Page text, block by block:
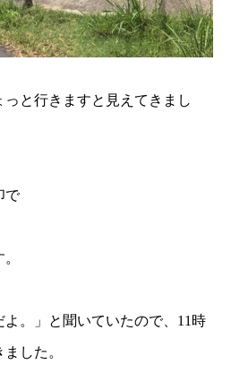
と行きますと見えてきまし
で
よ。」と聞いていたので、11時
した。